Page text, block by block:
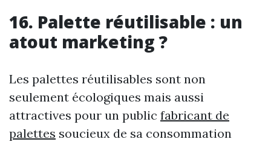
16. Palette réutilisable : un
atout marketing ?
Les palettes réutilisables sont non
seulement écologiques mais aussi
attractives pour un public fabricant de
palettes soucieux de sa consommation